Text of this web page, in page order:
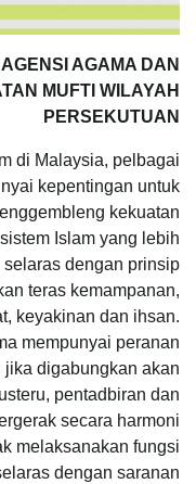
AGAMA DAN
MUFTI WILAYAH
PERSEKUTUAN
di Malaysia, pelbagai
kepentingan untuk
kekuatan
Islam yang lebih
dengan prinsip
teras kemampanan,
keyakinan dan ihsan.
mempunyai peranan
digabungkan akan
pentadbiran dan
secara harmoni
melaksanakan fungsi
dengan saranan